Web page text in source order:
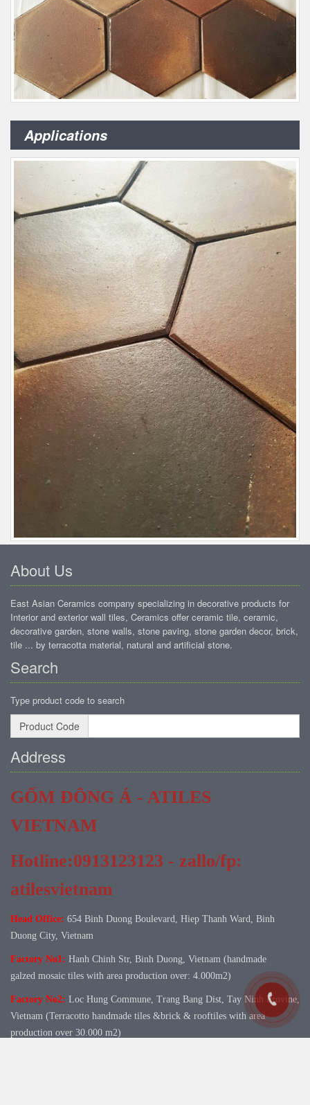
Applications
About Us
East Asian Ceramics company specializing in decorative products for
Interior and exterior wall tiles, Ceramics offer ceramic tile, ceramic,
decorative garden, stone walls, stone paving, stone garden decor, brick,
tile ... by terracotta material, natural and artificial stone.
Search
Type product code to search
Product Code
Address
GỐM ĐÔNG Á - ATILES
VIETNAM
Hotline:0913123123 - zallo/fp:
atilesvietnam
Head Office: 654 Binh Duong Boulevard, Hiep Thanh Ward, Binh
Duong City, Vietnam
Factory No1: Hanh Chinh Str, Binh Duong, Vietnam (handmade
galzed mosaic tiles with area production over: 4.000m2)
Factory No2: Loc Hung Commune, Trang Bang Dist, Tay Ninh Provine,
Vietnam (Terracotto handmade tiles &brick & rooftiles with area
production over 30.000 m2)